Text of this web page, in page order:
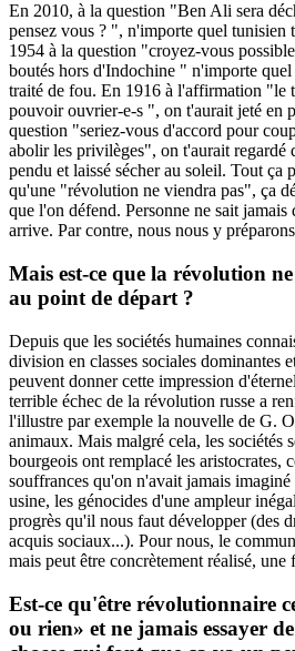
En 2010, à la question "Ben Ali sera
pensez vous ? ", n'importe quel tunisien
1954 à la question "croyez-vous
boutés hors d'Indochine " n'importe
traité de fou. En 1916 à l'affirmation "le
pouvoir ouvrier-e-s ", on t'aurait jeté en
question "seriez-vous d'accord pour
abolir les privilèges", on t'aurait regardé
pendu et laissé sécher au soleil. Tout ça
qu'une "révolution ne viendra pas", ça
que l'on défend. Personne ne sait
arrive. Par contre, nous nous y
Mais est-ce que la révolution
au point de départ ?
Depuis que les sociétés humaines
division en classes sociales dominantes
peuvent donner cette impression
terrible échec de la révolution russe a
l'illustre par exemple la nouvelle de G.
animaux. Mais malgré cela, les sociétés
bourgeois ont remplacé les aristocrates,
souffrances qu'on n'avait jamais
usine, les génocides d'une ampleur
progrès qu'il nous faut développer (des
acquis sociaux...). Pour nous, le
mais peut être concrètement réalisé, une
Est-ce qu'être révolutionnaire
ou rien» et ne jamais essayer